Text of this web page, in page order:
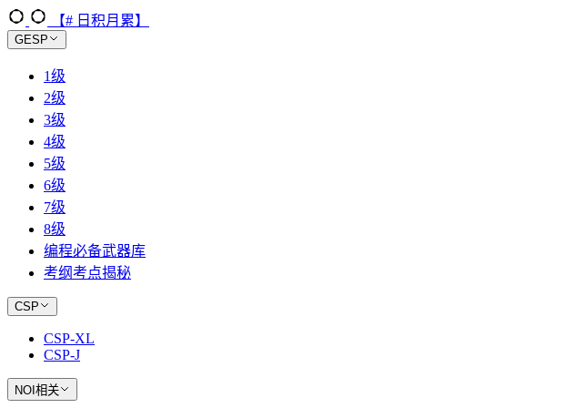
【# 日积月累】
GESP
1级
2级
3级
4级
5级
6级
7级
8级
编程必备武器库
考纲考点揭秘
CSP
CSP-XL
CSP-J
NOI相关